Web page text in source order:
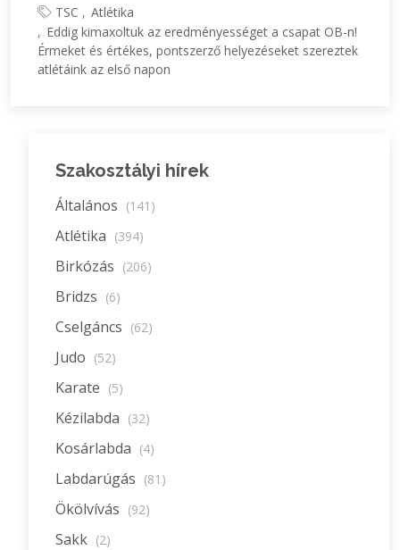
TSC
Atlétika
Eddig kimaxoltuk az eredményességet a csapat OB-n!
Érmeket és értékes, pontszerző helyezéseket szereztek
atlétáink az első napon
Szakosztályi hírek
Általános (141)
Atlétika (394)
Birkózás (206)
Bridzs (6)
Cselgáncs (62)
Judo (52)
Karate (5)
Kézilabda (32)
Kosárlabda (4)
Labdarúgás (81)
Ökölvívás (92)
Sakk (2)